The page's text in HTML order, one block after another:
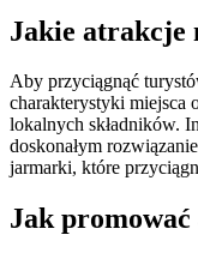
Jakie atrakcje
Aby przyciągnąć
charakterystyki miejsca
lokalnych składników.
doskonałym
jarmarki, które
Jak promować